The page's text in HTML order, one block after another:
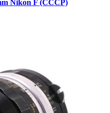
Nikon F (СССР)